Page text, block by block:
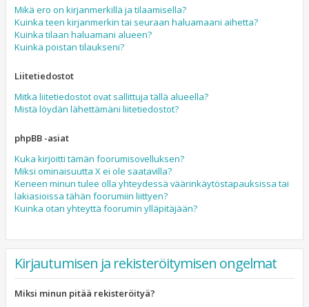
Mikä ero on kirjanmerkillä ja tilaamisella?
Kuinka teen kirjanmerkin tai seuraan haluamaani aihetta?
Kuinka tilaan haluamani alueen?
Kuinka poistan tilaukseni?
Liitetiedostot
Mitkä liitetiedostot ovat sallittuja tällä alueella?
Mistä löydän lähettämäni liitetiedostot?
phpBB -asiat
Kuka kirjoitti tämän foorumisovelluksen?
Miksi ominaisuutta X ei ole saatavilla?
Keneen minun tulee olla yhteydessä väärinkäytöstapauksissa tai
lakiasioissa tähän foorumiin liittyen?
Kuinka otan yhteyttä foorumin ylläpitäjään?
Kirjautumisen ja rekisteröitymisen ongelmat
Miksi minun pitää rekisteröityä?